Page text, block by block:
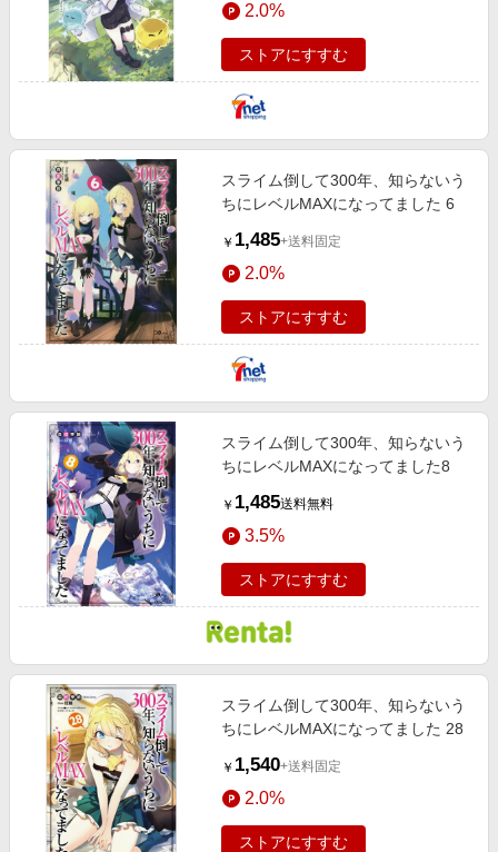
2.0%
ストアにすすむ
スライム倒して300年、知らないう
ちにレベルMAXになってました 6
￥ 1,485+送料固定
2.0%
ストアにすすむ
スライム倒して300年、知らないう
ちにレベルMAXになってました8
￥ 1,485送料無料
3.5%
ストアにすすむ
スライム倒して300年、知らないう
ちにレベルMAXになってました 28
￥ 1,540+送料固定
2.0%
ストアにすすむ